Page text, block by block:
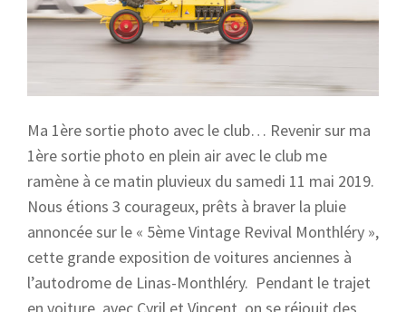
Ma 1ère sortie photo avec le club… Revenir sur ma
1ère sortie photo en plein air avec le club me
ramène à ce matin pluvieux du samedi 11 mai 2019.
Nous étions 3 courageux, prêts à braver la pluie
annoncée sur le « 5ème Vintage Revival Monthléry »,
cette grande exposition de voitures anciennes à
l’autodrome de Linas-Monthléry. Pendant le trajet
en voiture, avec Cyril et Vincent, on se réjouit des